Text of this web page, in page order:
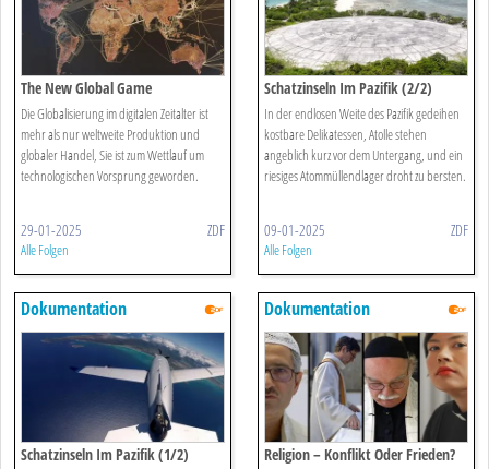
The New Global Game
Die Globalisierung im digitalen Zeitalter ist
mehr als nur weltweite Produktion und
globaler Handel, Sie ist zum Wettlauf um
technologischen Vorsprung geworden.
29-01-2025 ZDF
Alle Folgen
Schatzinseln Im Pazifik (2/2)
In der endlosen Weite des Pazifik gedeihen
kostbare Delikatessen, Atolle stehen
angeblich kurz vor dem Untergang, und ein
riesiges Atommüllendlager droht zu bersten.
09-01-2025 ZDF
Alle Folgen
Dokumentation
Schatzinseln Im Pazifik (1/2)
Dokumentation
Religion – Konflikt Oder Frieden?